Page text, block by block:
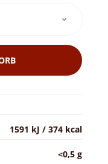
1591 kJ / 374 kcal
<0,5 g